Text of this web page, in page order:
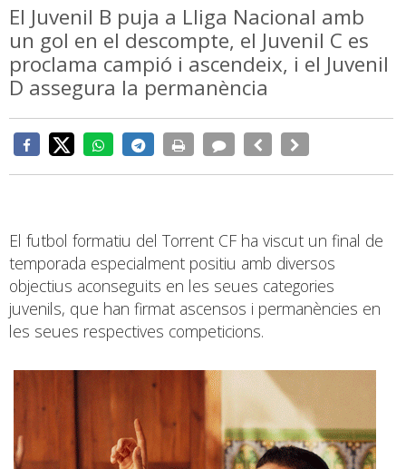
El Juvenil B puja a Lliga Nacional amb
un gol en el descompte, el Juvenil C es
proclama campió i ascendeix, i el Juvenil
D assegura la permanència
El futbol formatiu del Torrent CF ha viscut un final de
temporada especialment positiu amb diversos
objectius aconseguits en les seues categories
juvenils, que han firmat ascensos i permanències en
les seues respectives competicions.